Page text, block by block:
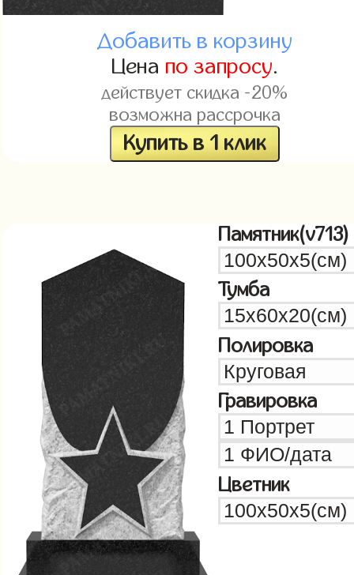
Добавить в корзину
Цена по запросу.
действует скидка -20%
возможна рассрочка
Купить в 1 клик
Памятник(v713)
Тумба
Полировка
Гравировка
Цветник